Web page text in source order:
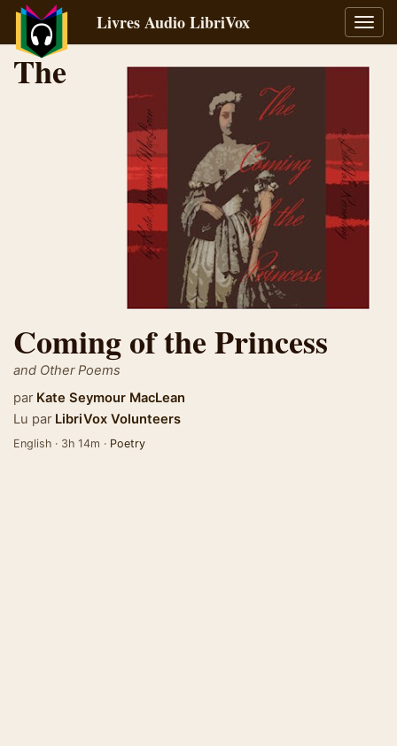
la
Livres Audio LibriVox
The
Coming of the Princess
and Other Poems
par Kate Seymour MacLean
Lu par LibriVox Volunteers
English · 3h 14m · Poetry